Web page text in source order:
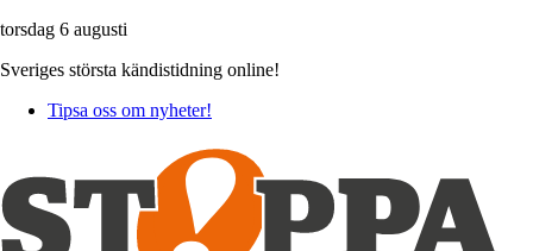
torsdag 6 augusti
Sveriges största kändistidning online!
Tipsa oss om nyheter!